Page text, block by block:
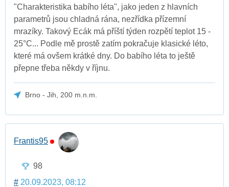
"Charakteristika babího léta", jako jeden z hlavních
parametrů jsou chladná rána, nezřídka přízemní
mrazíky. Takový Ecák má příští týden rozpětí teplot 15 -
25°C... Podle mě prostě zatím pokračuje klasické léto,
které má ovšem krátké dny. Do babího léta to ještě
přepne třeba někdy v říjnu.
Brno - Jih, 200 m.n.m.
Frantis95
98
# 20.09.2023, 08:12